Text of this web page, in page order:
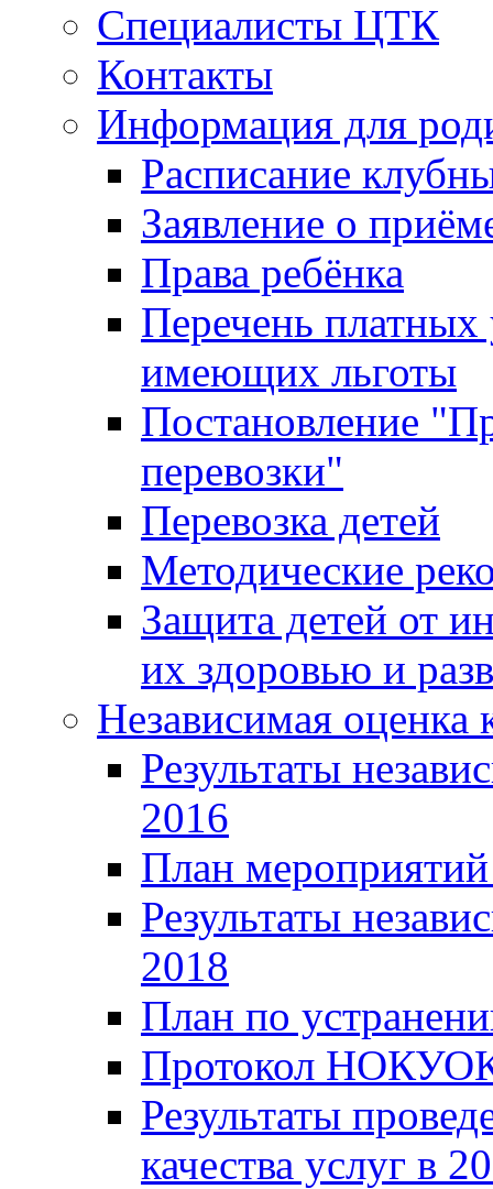
Специалисты ЦТК
Контакты
Информация для
Расписание
Заявление о
Права ребёнка
Перечень платных
имеющих льготы
Постановление
перевозки"
Перевозка детей
Методические
Защита детей от
их здоровью и
Независимая оценка
Результаты
2016
План
Результаты
2018
План по
Протокол
Результаты
качества услуг в